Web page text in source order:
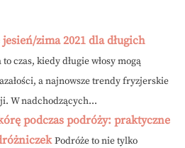
zima 2021 dla długich
czas, kiedy długie włosy mogą
a najnowsze trendy fryzjerskie
W nadchodzących...
podczas podróży: praktyczne
Podróże to nie tylko